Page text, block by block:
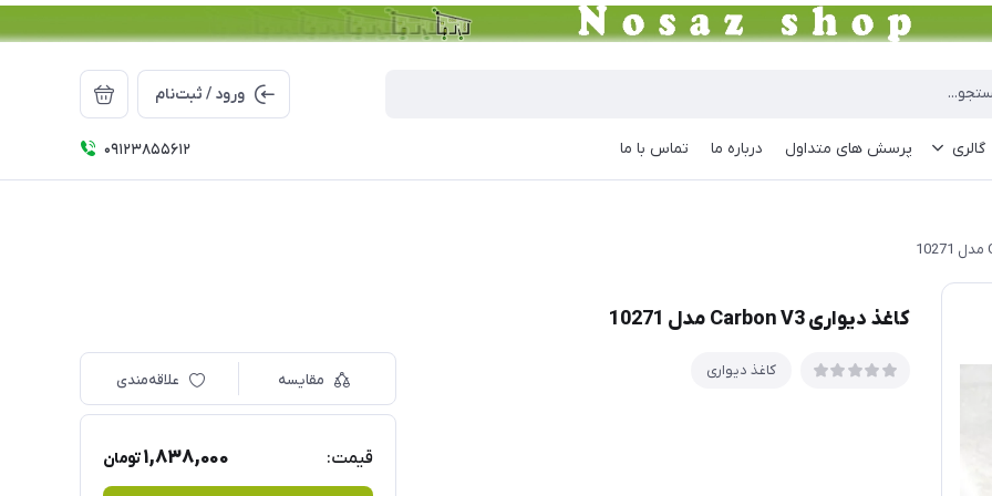
ورود / ثبت‌نام
گالری پرسش های متداول درباره ما تماس با ما 09123855612
کاغذ دیواری Carbon V3 مدل 10271
کاغذ دیواری
مقایسه علاقه‌مندی
قیمت: 1,838,000تومان